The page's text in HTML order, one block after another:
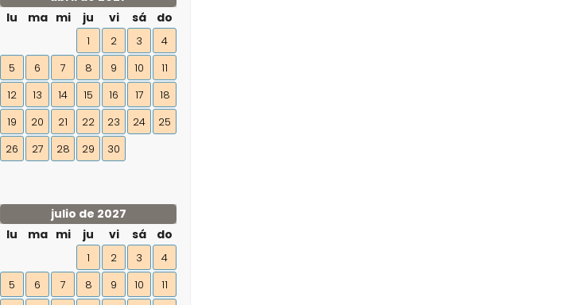
lu
ma mi ju vi sá do
1 2 3
4
5
6 7 8 9 10
11
12
13 14 15 16 17
18
19
20 21 22 23 24
25
26
27 28 29 30
julio de 2027
lu
ma mi ju vi sá do
1 2 3
4
5
6 7 8 9 10
11